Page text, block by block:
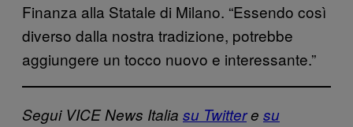
Finanza alla Statale di Milano. “Essendo così
diverso dalla nostra tradizione, potrebbe
aggiungere un tocco nuovo e interessante.”
Segui VICE News Italia su Twittere su